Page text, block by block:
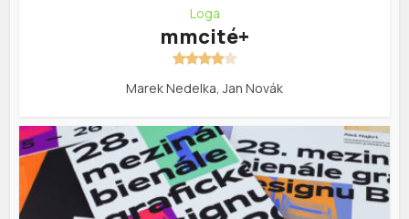
Loga
mmcité+
Marek Nedelka, Jan Novák